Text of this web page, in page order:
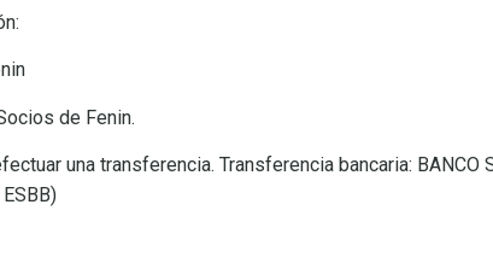
de Fenin.
una transferencia. Transferencia bancaria: BANCO